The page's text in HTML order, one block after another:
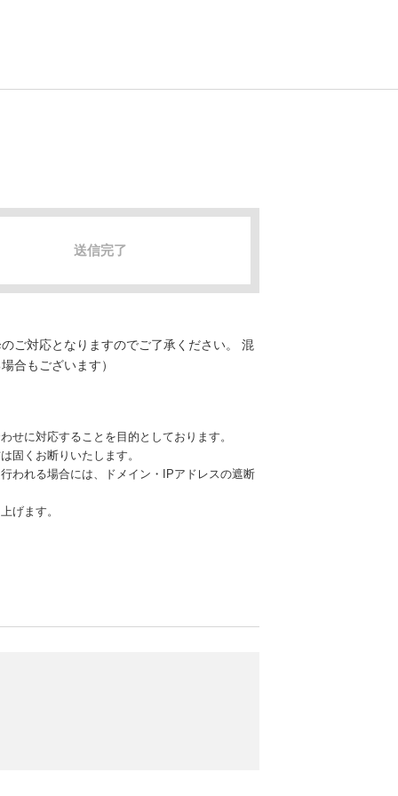
送信完了
ご対応となりますのでご了承ください。 混
合もございます）
せに対応することを目的としております。
固くお断りいたします。
われる場合には、ドメイン・IPアドレスの遮断
げます。